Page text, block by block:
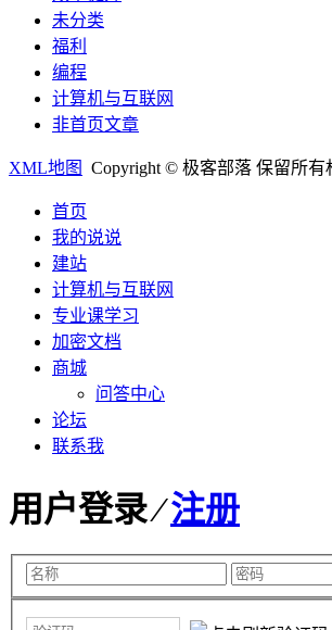
未分类
福利
编程
计算机与互联网
非首页文章
XML地图 Copyright © 极客部落 保留所
首页
我的说说
建站
计算机与互联网
专业课学习
加密文档
商城
问答中心
论坛
联系我
用户登录 ⁄注册